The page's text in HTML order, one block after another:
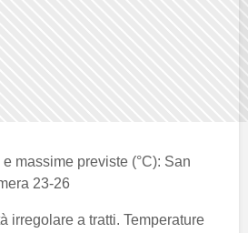
massime previste (°C): San
23-26
irregolare a tratti. Temperature